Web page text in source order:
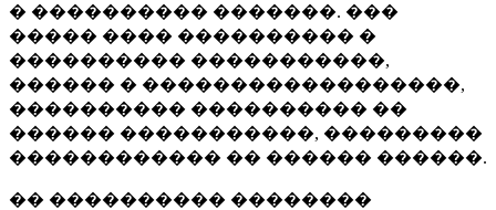
� ���������� �������. ���
����� ���� ���������� �
���������� �����������,
������ � ������������������,
���������� ���������� ��
������ �����������, ���������
������������ �� ������ ������.
�� ���������� ��������